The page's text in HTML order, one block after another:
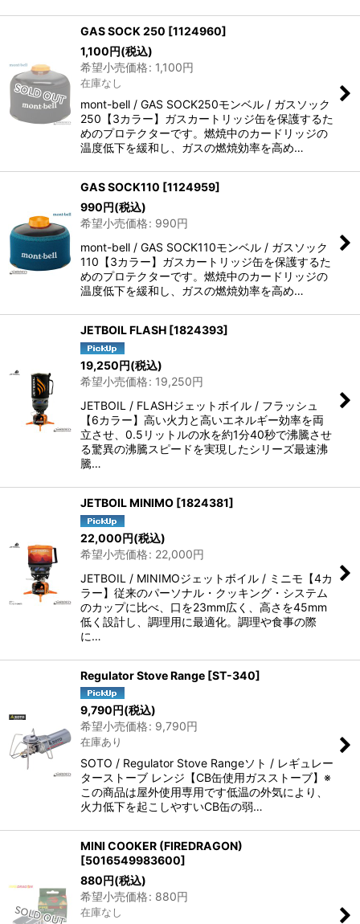
GAS SOCK 250 [1124960]
1,100円(税込)
希望小売価格: 1,100円
在庫なし
mont-bell / GAS SOCK250モンベル / ガスソック
250【3カラー】ガスカートリッジ缶を保護するた
めのプロテクターです。燃焼中のカードリッジの
温度低下を緩和し、ガスの燃焼効率を高め…
GAS SOCK110 [1124959]
990円(税込)
希望小売価格: 990円
mont-bell / GAS SOCK110モンベル / ガスソック
110【3カラー】ガスカートリッジ缶を保護するた
めのプロテクターです。燃焼中のカードリッジの
温度低下を緩和し、ガスの燃焼効率を高め…
JETBOIL FLASH [1824393]
19,250円(税込)
希望小売価格: 19,250円
JETBOIL / FLASHジェットボイル / フラッシュ
【6カラー】高い火力と高いエネルギー効率を両
立させ、0.5リットルの水を約1分40秒で沸騰させ
る驚異の沸騰スピードを実現したシリーズ最速沸
騰…
JETBOIL MINIMO [1824381]
22,000円(税込)
希望小売価格: 22,000円
JETBOIL / MINIMOジェットボイル / ミニモ【4カ
ラー】従来のパーソナル・クッキング・システム
のカップに比べ、口を23mm広く、高さを45mm
低く設計し、調理用に最適化。調理や食事の際
に…
Regulator Stove Range [ST-340]
9,790円(税込)
希望小売価格: 9,790円
在庫あり
SOTO / Regulator Stove Rangeソト / レギュレー
ターストーブ レンジ【CB缶使用ガスストーブ】※
この商品は屋外使用専用です低温の外気により、
火力低下を起こしやすいCB缶の弱…
MINI COOKER (FIREDRAGON)
[5016549983600]
880円(税込)
希望小売価格: 880円
在庫なし